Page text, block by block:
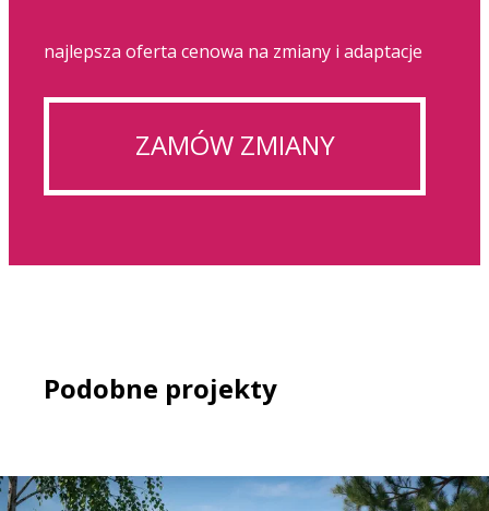
najlepsza oferta cenowa na zmiany i adaptacje
ZAMÓW ZMIANY
Podobne projekty